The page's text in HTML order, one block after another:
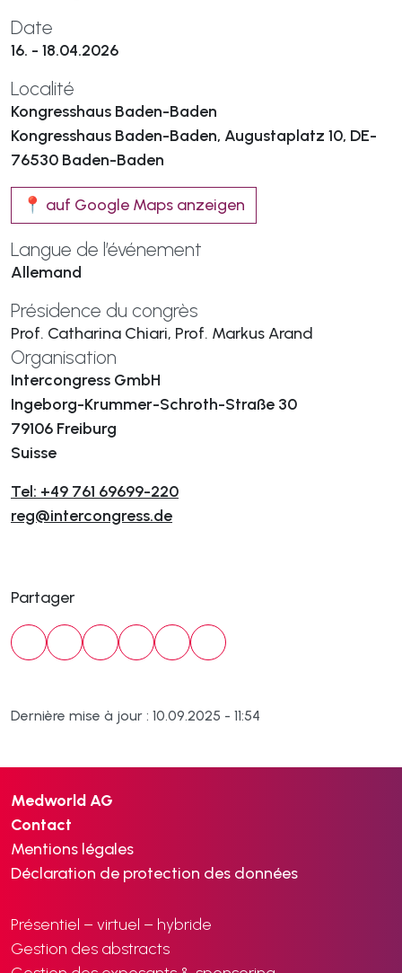
Date
16. - 18.04.2026
Localité
Kongresshaus Baden-Baden
Kongresshaus Baden-Baden, Augustaplatz 10, DE-
76530 Baden-Baden
📍 auf Google Maps anzeigen
Langue de l’événement
Allemand
Présidence du congrès
Prof. Catharina Chiari, Prof. Markus Arand
Organisation
Intercongress GmbH
Ingeborg-Krummer-Schroth-Straße 30
79106 Freiburg
Suisse
Tel: +49 761 69699-220
reg@intercongress.de
Partager
Dernière mise à jour : 10.09.2025 - 11:54
Medworld AG
Contact
Mentions légales
Déclaration de protection des données
Présentiel – virtuel – hybride
Gestion des abstracts